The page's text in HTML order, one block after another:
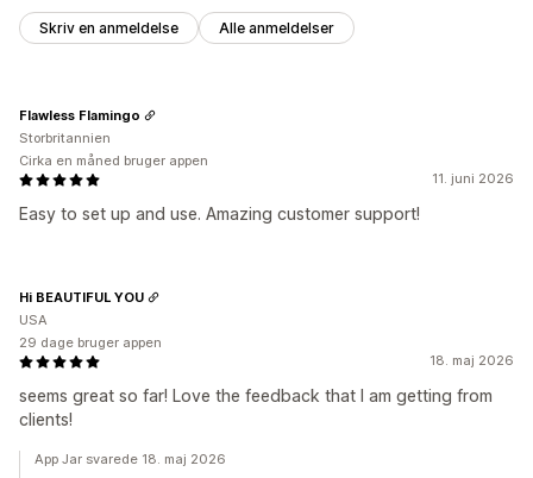
Skriv en anmeldelse Alle anmeldelser
11. juni 2026
Easy to set up and use. Amazing customer support!
Flawless Flamingo
Storbritannien
Cirka en måned bruger appen
18. maj 2026
seems great so far! Love the feedback that I am getting from
clients!
Hi BEAUTIFUL YOU
USA
29 dage bruger appen
App Jar svarede 18. maj 2026